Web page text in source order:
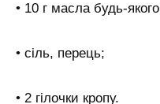
• 10 г масла будь-
• сіль, перець;
• 2 гілочки кропу.